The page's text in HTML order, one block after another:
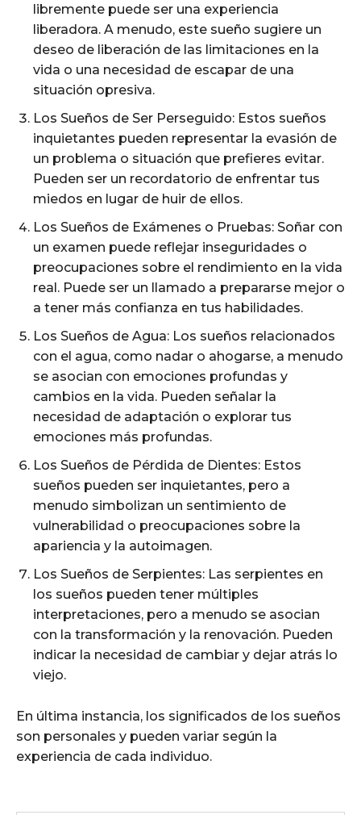
libremente puede ser una experiencia
liberadora. A menudo, este sueño sugiere un
deseo de liberación de las limitaciones en la
vida o una necesidad de escapar de una
situación opresiva.
Los Sueños de Ser Perseguido: Estos sueños
inquietantes pueden representar la evasión de
un problema o situación que prefieres evitar.
Pueden ser un recordatorio de enfrentar tus
miedos en lugar de huir de ellos.
Los Sueños de Exámenes o Pruebas: Soñar con
un examen puede reflejar inseguridades o
preocupaciones sobre el rendimiento en la vida
real. Puede ser un llamado a prepararse mejor o
a tener más confianza en tus habilidades.
Los Sueños de Agua: Los sueños relacionados
con el agua, como nadar o ahogarse, a menudo
se asocian con emociones profundas y
cambios en la vida. Pueden señalar la
necesidad de adaptación o explorar tus
emociones más profundas.
Los Sueños de Pérdida de Dientes: Estos
sueños pueden ser inquietantes, pero a
menudo simbolizan un sentimiento de
vulnerabilidad o preocupaciones sobre la
apariencia y la autoimagen.
Los Sueños de Serpientes: Las serpientes en
los sueños pueden tener múltiples
interpretaciones, pero a menudo se asocian
con la transformación y la renovación. Pueden
indicar la necesidad de cambiar y dejar atrás lo
viejo.
En última instancia, los significados de los sueños
son personales y pueden variar según la
experiencia de cada individuo.